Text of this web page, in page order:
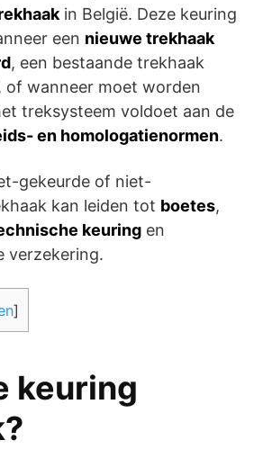
in België. Deze keuring
een nieuwe trekhaak
, een bestaande trekhaak
, of wanneer moet worden
treksysteem voldoet aan de
en homologatienormen.
gekeurde of niet-
kan leiden tot boetes,
keuring en
verzekering.
]
keuring